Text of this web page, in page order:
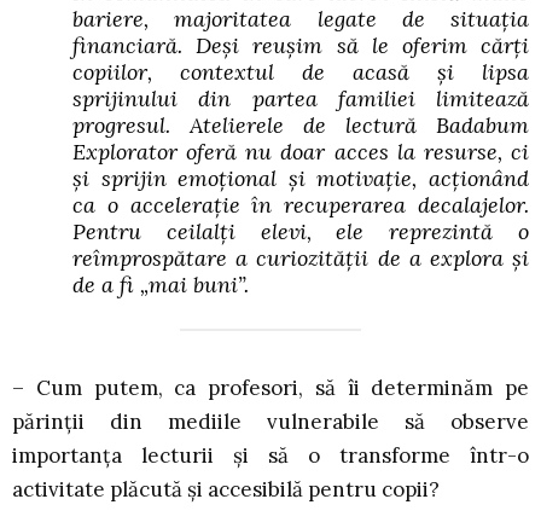
bariere, majoritatea legate de situația
financiară. Deși reușim să le oferim cărți
copiilor, contextul de acasă și lipsa
sprijinului din partea familiei limitează
progresul. Atelierele de lectură Badabum
Explorator oferă nu doar acces la resurse, ci
și sprijin emoțional și motivație, acționând
ca o accelerație în recuperarea decalajelor.
Pentru ceilalți elevi, ele reprezintă o
reîmprospătare a curiozității de a explora și
de a fi „mai buni”.
– Cum putem, ca profesori, să îi determinăm pe
părinții din mediile vulnerabile să observe
importanța lecturii și să o transforme într-o
activitate plăcută și accesibilă pentru copii?